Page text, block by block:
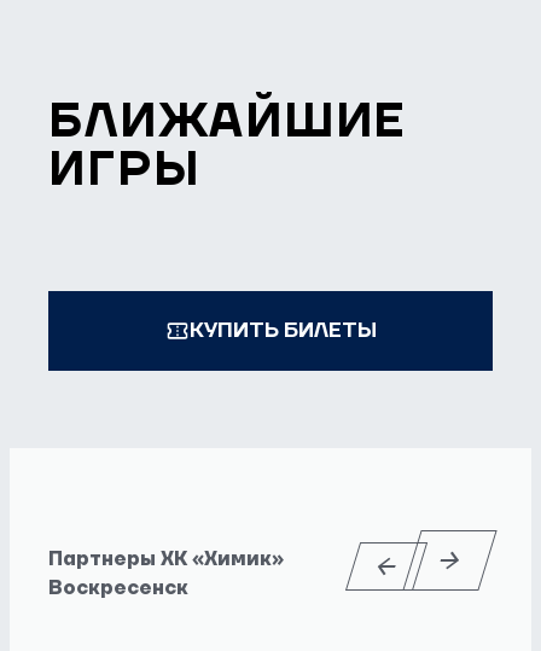
БЛИЖАЙШИЕ
ИГРЫ
КУПИТЬ БИЛЕТЫ
Партнеры ХК «Химик»
Воскресенск